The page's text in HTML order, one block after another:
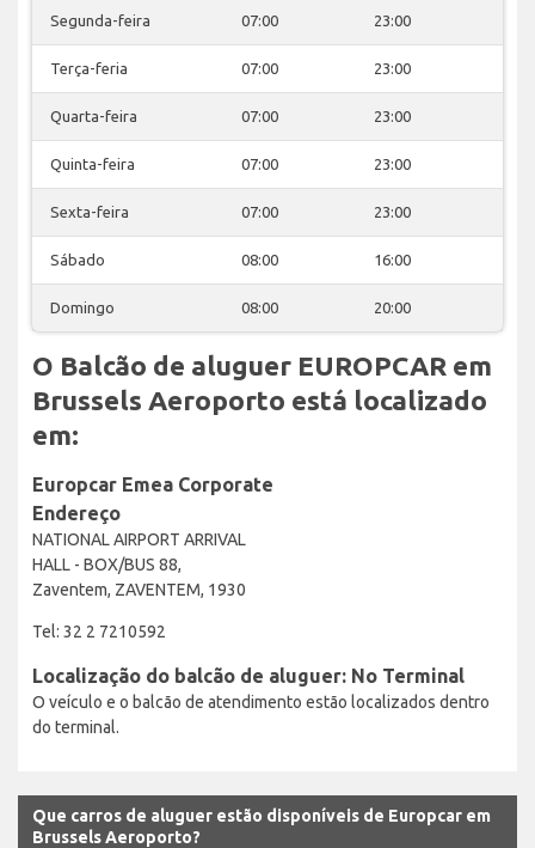
Segunda-feira 07:00 23:00
Terça-feria 07:00 23:00
Quarta-feira 07:00 23:00
Quinta-feira 07:00 23:00
Sexta-feira 07:00 23:00
Sábado 08:00 16:00
Domingo 08:00 20:00
O Balcão de aluguer EUROPCAR em
Brussels Aeroporto está localizado
em:
Europcar Emea Corporate
Endereço
NATIONAL AIRPORT ARRIVAL
HALL - BOX/BUS 88,
Zaventem, ZAVENTEM, 1930
Tel: 32 2 7210592
Localização do balcão de aluguer: No Terminal
O veículo e o balcão de atendimento estão localizados dentro
do terminal.
Que carros de aluguer estão disponíveis de Europcar em
Brussels Aeroporto?